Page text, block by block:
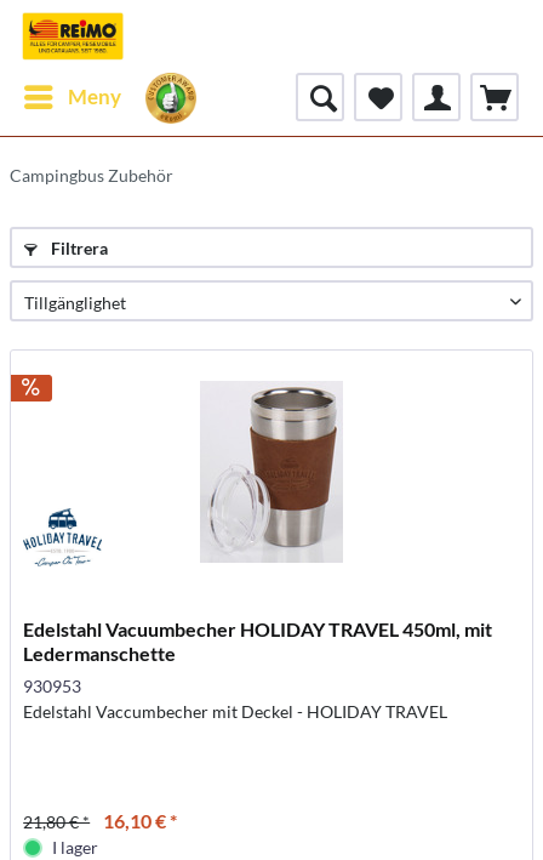
Meny
Campingbus Zubehör
Filtrera
Edelstahl Vacuumbecher HOLIDAY TRAVEL 450ml, mit
Ledermanschette
930953
Edelstahl Vaccumbecher mit Deckel - HOLIDAY TRAVEL
21,80 € * 16,10 € *
I lager